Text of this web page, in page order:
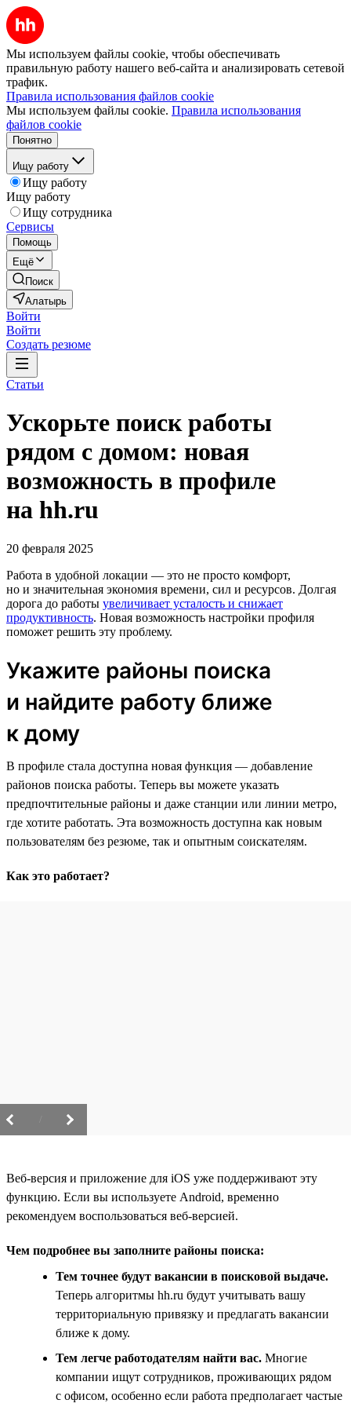
Мы используем файлы cookie, чтобы обеспечивать
правильную работу нашего веб-сайта и анализировать сетевой
трафик.
Правила использования файлов cookie
Мы используем файлы cookie. Правила использования
файлов cookie
Понятно
Ищу работу
Ищу работу
Ищу работу
Ищу сотрудника
Сервисы
Помощь
Ещё
Поиск
Алатырь
Войти
Войти
Создать резюме
Статьи
Ускорьте поиск работы
рядом с домом: новая
возможность в профиле
на hh.ru
20 февраля 2025
Работа в удобной локации — это не просто комфорт,
но и значительная экономия времени, сил и ресурсов. Долгая
дорога до работы увеличивает усталость и снижает
продуктивность. Новая возможность настройки профиля
поможет решить эту проблему.
Укажите районы поиска
и найдите работу ближе
к дому
В профиле стала доступна новая функция — добавление
районов поиска работы. Теперь вы можете указать
предпочтительные районы и даже станции или линии метро,
где хотите работать. Эта возможность доступна как новым
пользователям без резюме, так и опытным соискателям.
Как это работает?
Веб-версия и приложение для iOS уже поддерживают эту
функцию. Если вы используете Android, временно
рекомендуем воспользоваться веб-версией.
Чем подробнее вы заполните районы поиска:
Тем точнее будут вакансии в поисковой выдаче.
Теперь алгоритмы hh.ru будут учитывать вашу
территориальную привязку и предлагать вакансии
ближе к дому.
Тем легче работодателям найти вас. Многие
компании ищут сотрудников, проживающих рядом
с офисом, особенно если работа предполагает частые